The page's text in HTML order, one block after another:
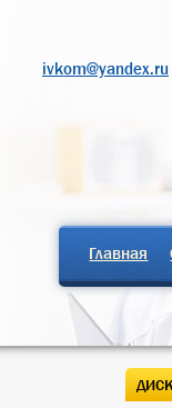
ivkom@yandex.ru
Главная